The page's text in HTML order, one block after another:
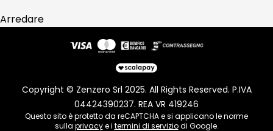
Arredare
Copyright © Zenzero Srl 2025. All Rights Reserved. P.IVA
04424390237. REA VR 419246
Questo sito è protetto da reCAPTCHA e si applicano le norme
sulla privacye i termini di serviziodi Google.